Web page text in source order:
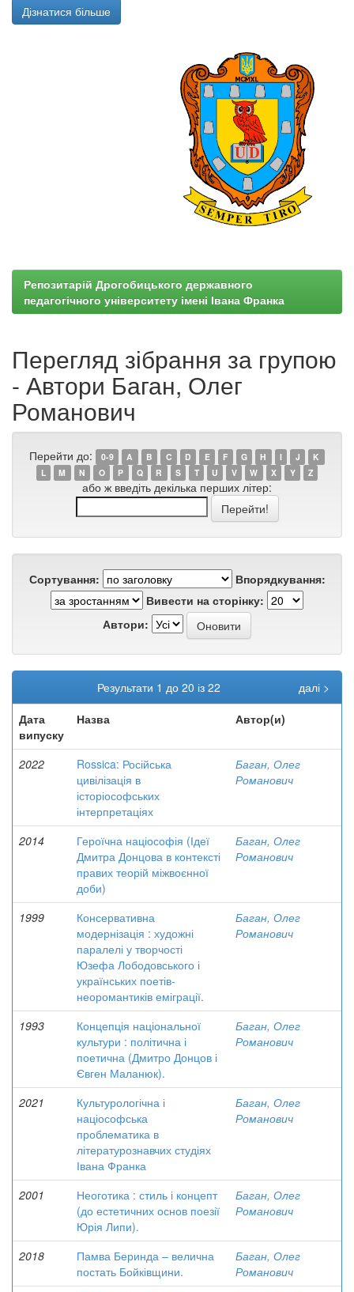
Дізнатися більше
Репозитарій Дрогобицького державного
педагогічного університету імені Івана Франка
Перегляд зібрання за групою
- Автори Баган, Олег
Романович
Перейти до: 0-9 A B C D E F G H I J
K
L
M N O P Q R S T U V W X Y Z
або ж введіть декілька перших літер:
Сортування:
Впорядкування:
Вивести на сторінку:
Автори:
Результати 1 до 20 із 22
далі >
Дата
випуску
Назва Автор(и)
2022
Rossica: Російська
цивілізація в
історіософських
інтерпретаціях
Баган, Олег
Романович
2014
Героїчна націософія (Ідеї
Дмитра Донцова в контексті
правих теорій міжвоєнної
доби)
Баган, Олег
Романович
1999
Консервативна
модернізація : художні
паралелі у творчості
Юзефа Лободовського і
українських поетів-
неоромантиків еміграції.
Баган, Олег
Романович
1993
Концепція національної
культури : політична і
поетична (Дмитро Донцов і
Євген Маланюк).
Баган, Олег
Романович
2021
Культурологічна і
націософська
проблематика в
літературознавчих студіях
Івана Франка
Баган, Олег
Романович
2001
Неоготика : стиль і концепт
(до естетичних основ поезії
Юрія Липи).
Баган, Олег
Романович
2018
Памва Беринда – велична
постать Бойківщини.
Баган, Олег
Романович